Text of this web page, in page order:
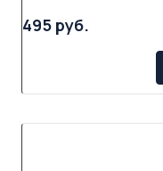
495 руб.